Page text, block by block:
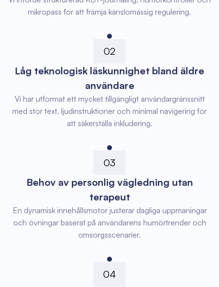
mikropass för att främja känslomässig regulering.
02
Låg teknologisk läskunnighet bland äldre
användare
Vi har utformat ett mycket tillgängligt användargränssnitt
med stor text, ljudinstruktioner och minimal navigering för
att säkerställa inkludering.
03
Behov av personlig vägledning utan
terapeut
En dynamisk innehållsmotor justerar dagliga uppmaningar
och övningar baserat på användarens humörtrender och
omsorgsscenarier.
04